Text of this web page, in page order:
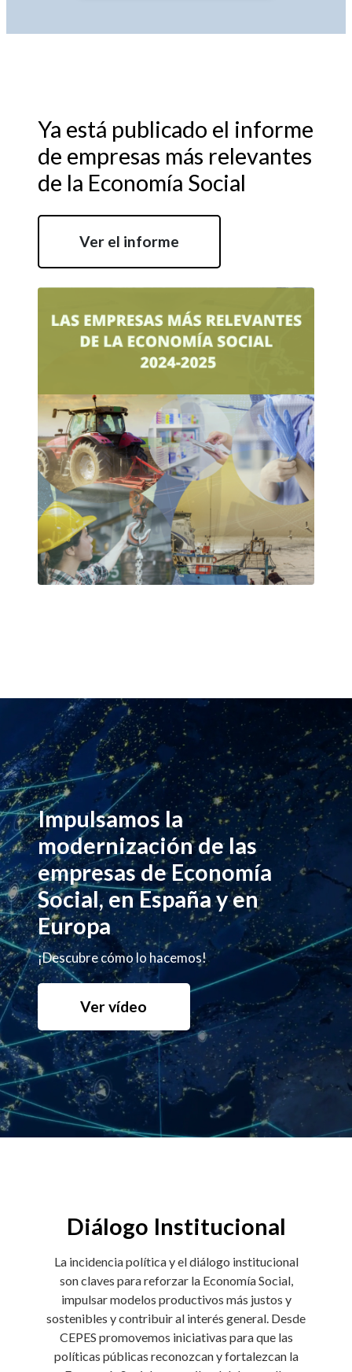
Ya está publicado el informe
de empresas más relevantes
de la Economía Social
Ver el informe
Impulsamos la
modernización de las
empresas de Economía
Social, en España y en
Europa
¡Descubre cómo lo hacemos!
Ver vídeo
Diálogo Institucional
La incidencia política y el diálogo institucional
son claves para reforzar la Economía Social,
impulsar modelos productivos más justos y
sostenibles y contribuir al interés general. Desde
CEPES promovemos iniciativas para que las
políticas públicas reconozcan y fortalezcan la